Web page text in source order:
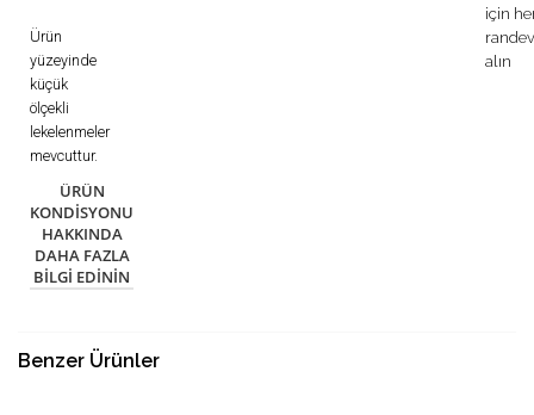
Ürün
yüzeyinde
küçük
ölçekli
lekelenmeler
mevcuttur.
ÜRÜN
KONDISYONU
HAKKINDA
DAHA FAZLA
BILGI EDININ
için
alın
Benzer Ürünler